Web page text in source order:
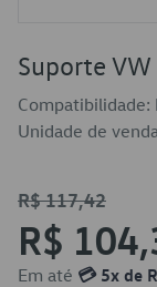
Suporte
Compatibilidade:
Unidade de
R$ 117,42
R$
Em até 💳 5x de